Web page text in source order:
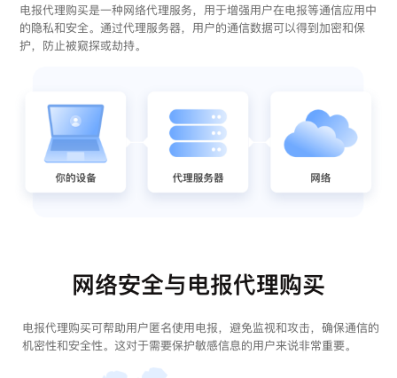
电报代理购买是一种网络代理服务，用于增强用户在电报等通信应用中
的隐私和安全。通过代理服务器，用户的通信数据可以得到加密和保
护，防止被窥探或劫持。
网络安全与电报代理购买
电报代理购买可帮助用户匿名使用电报，避免监视和攻击，确保通信的
机密性和安全性。这对于需要保护敏感信息的用户来说非常重要。